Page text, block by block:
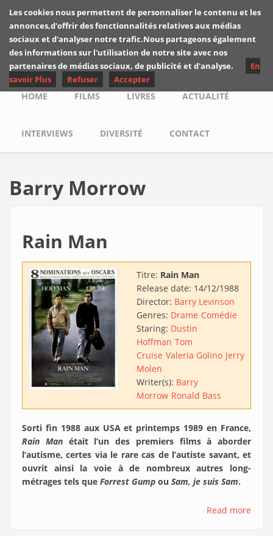
Skip to main content
Les critiques de
Yuyine
Main menu
HOME FILMS LIVRES ACTUALITÉ
INTERVIEWS DIVERSITÉ CONTACT
Barry Morrow
Rain Man
Titre: Rain Man
Release date: 14/12/1988
Director: Barry Levinson
Genres: Drame Comédie
Staring: Dustin
Hoffman Tom
Cruise Valeria Golino Jerry
Molen
Writer(s): Barry
Morrow Ronald Bass
Sorti fin 1988 aux USA et printemps 1989 en France,
Rain Manétait l’un des premiers films à aborder
l’autisme, certes via le rare cas de l’autiste savant, et
ouvrit ainsi la voie à de nombreux autres long-
métrages tels que Forrest Gump ou Sam, je suis Sam.
Read more
Les cookies nous permettent de personnaliser le contenu et les
annonces,d'offrir des fonctionnalités relatives aux médias
sociaux et d'analyser notre trafic.Nous partageons également
des informations sur l'utilisation de notre site avec nos
partenaires de médias sociaux, de publicité et d'analyse.
En
savoir Plus
Refuser Accepter